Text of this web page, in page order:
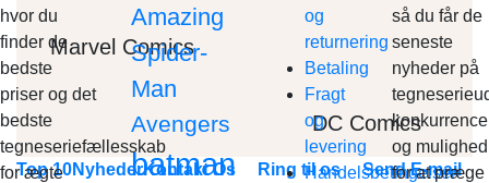
Marvel Comics
DC Comics
Top 10NyhederKontakt Os Ring til os
Send E-mail
hvor du
finder de
bedste
priser og det
bedste
tegneseriefællesskab
for ægte
Amazing
Spider-
Man
Avengers
batman
og
returnering
Betaling
Fragt
og
levering
Handelsbetingelser
så du får de
seneste
nyheder på
og mulighed
for at præge